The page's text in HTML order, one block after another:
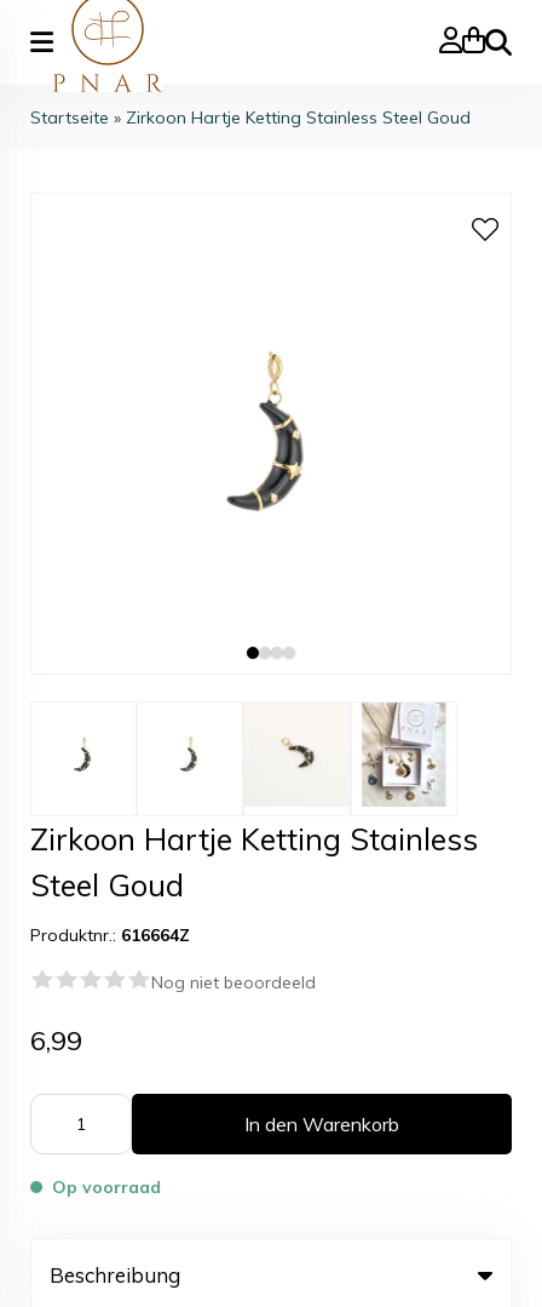
Suche
Startseite » Zirkoon Hartje Ketting Stainless Steel Goud
Zirkoon Hartje Ketting Stainless
Steel Goud
Produktnr.: 616664Z
Nog niet beoordeeld
6,99
In den Warenkorb
Op voorraad
Beschreibung